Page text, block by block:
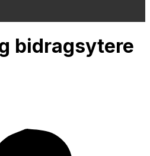
bidragsytere